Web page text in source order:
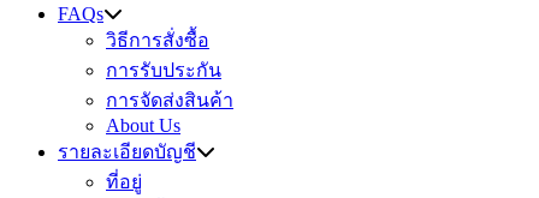
FAQs
วิธีการสั่งซื้อ
การรับประกัน
การจัดส่งสินค้า
About Us
รายละเอียดบัญชี
ที่อยู่